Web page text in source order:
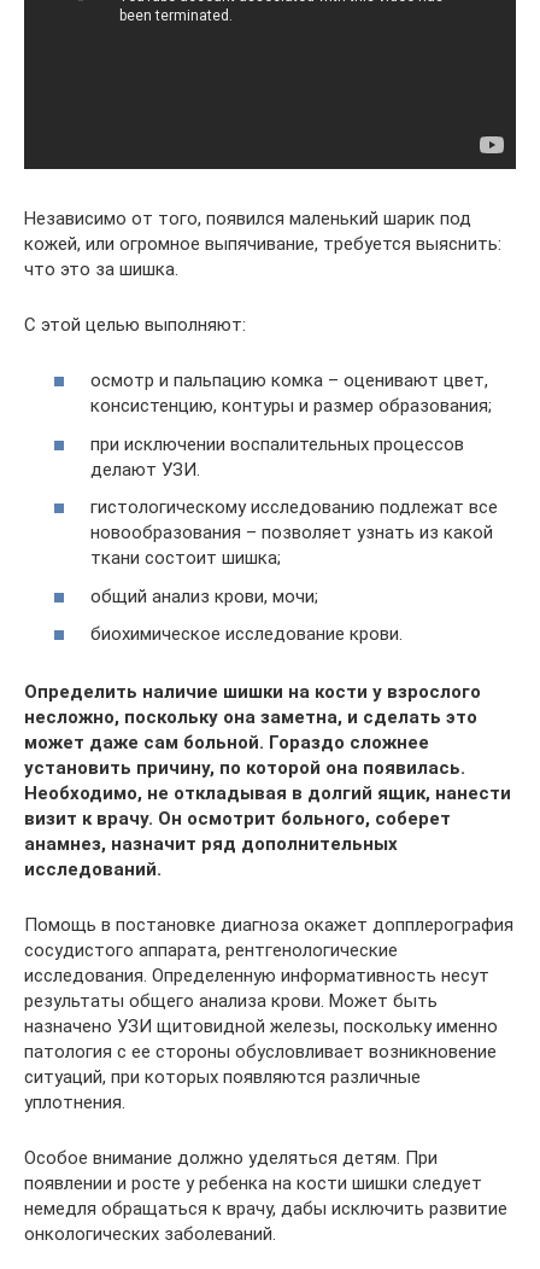
Независимо от того, появился маленький шарик под
кожей, или огромное выпячивание, требуется выяснить:
что это за шишка.
С этой целью выполняют:
осмотр и пальпацию комка – оценивают цвет,
консистенцию, контуры и размер образования;
при исключении воспалительных процессов
делают УЗИ.
гистологическому исследованию подлежат все
новообразования – позволяет узнать из какой
ткани состоит шишка;
общий анализ крови, мочи;
биохимическое исследование крови.
Определить наличие шишки на кости у взрослого
несложно, поскольку она заметна, и сделать это
может даже сам больной. Гораздо сложнее
установить причину, по которой она появилась.
Необходимо, не откладывая в долгий ящик, нанести
визит к врачу. Он осмотрит больного, соберет
анамнез, назначит ряд дополнительных
исследований.
Помощь в постановке диагноза окажет допплерография
сосудистого аппарата, рентгенологические
исследования. Определенную информативность несут
результаты общего анализа крови. Может быть
назначено УЗИ щитовидной железы, поскольку именно
патология с ее стороны обусловливает возникновение
ситуаций, при которых появляются различные
уплотнения.
Особое внимание должно уделяться детям. При
появлении и росте у ребенка на кости шишки следует
немедля обращаться к врачу, дабы исключить развитие
онкологических заболеваний.